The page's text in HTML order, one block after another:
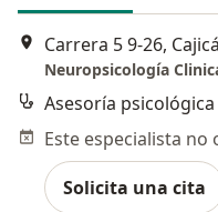
Carrera 5 9-26, Cajicá
Neuropsicología
Asesoría
Solicita una cita